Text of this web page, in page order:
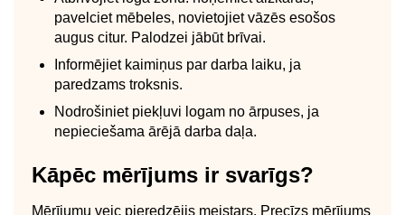
pavelciet mēbeles, novietojiet vāzēs esošos
augus citur. Palodzei jābūt brīvai.
Informējiet kaimiņus par darba laiku, ja
paredzams troksnis.
Nodrošiniet piekļuvi logam no ārpuses, ja
nepieciešama ārējā darba daļa.
Kāpēc mērījums ir svarīgs?
Mērījumu veic pieredzējis meistars. Precīzs mērījums